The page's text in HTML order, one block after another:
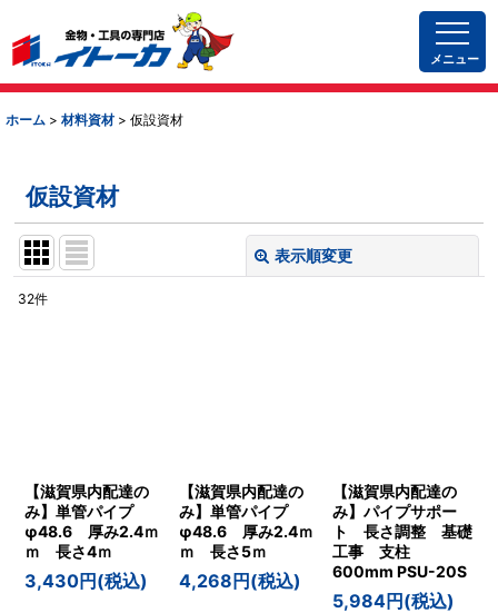
メニュー
ホーム > 材料資材 > 仮設資材
仮設資材
表示順変更
32件
【滋賀県内配達の
み】単管パイプ
φ48.6 厚み2.4ｍ
ｍ 長さ4ｍ
3,430円 (税込)
【滋賀県内配達の
み】単管パイプ
φ48.6 厚み2.4ｍ
ｍ 長さ5ｍ
4,268 円 (税込)
【滋賀県内配達の
み】パイプサポー
ト 長さ調整 基礎
工事 支柱
600mm PSU-20S
5,984円 (税込)